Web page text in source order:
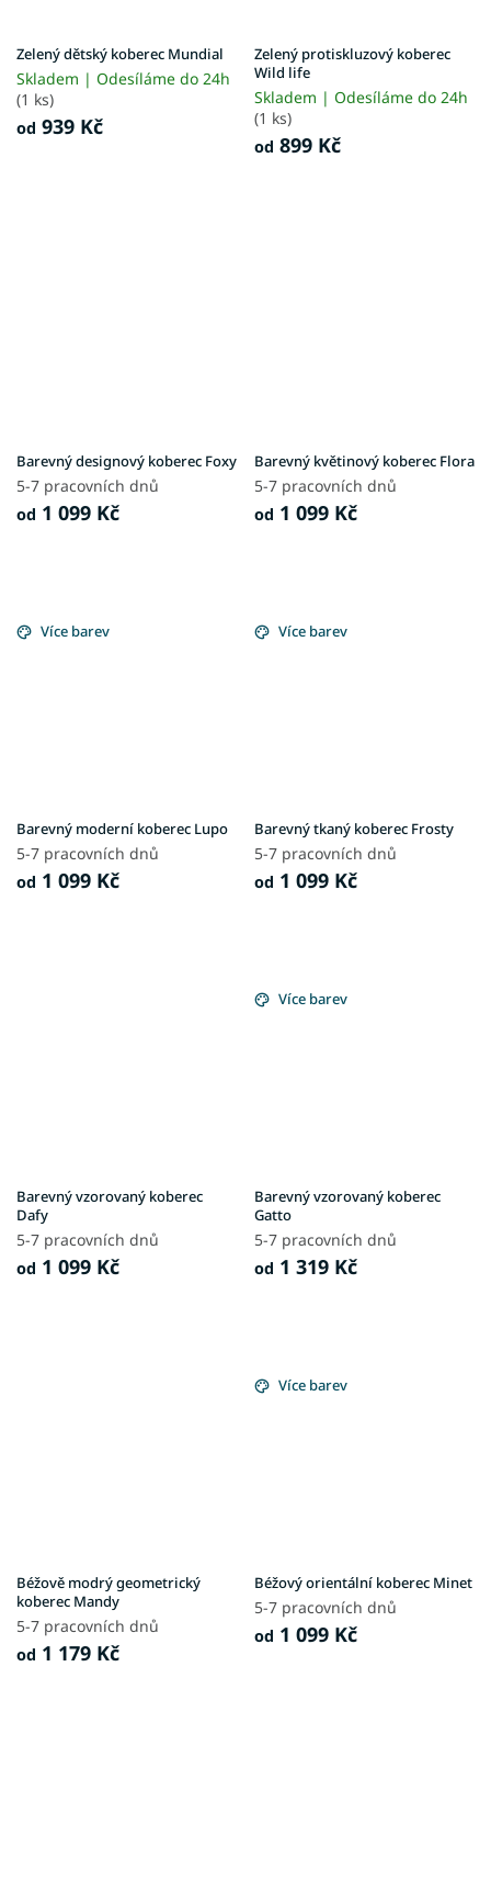
Zelený dětský koberec Mundial
Skladem | Odesíláme do 24h
(1 ks)
od 939 Kč
Zelený protiskluzový koberec
Wild life
Skladem | Odesíláme do 24h
(1 ks)
od 899 Kč
Barevný designový koberec Foxy
5-7 pracovních dnů
od 1 099 Kč
Barevný květinový koberec Flora
5-7 pracovních dnů
od 1 099 Kč
Více barev
Barevný moderní koberec Lupo
5-7 pracovních dnů
od 1 099 Kč
Více barev
Barevný tkaný koberec Frosty
5-7 pracovních dnů
od 1 099 Kč
Barevný vzorovaný koberec
Dafy
5-7 pracovních dnů
od 1 099 Kč
Více barev
Barevný vzorovaný koberec
Gatto
5-7 pracovních dnů
od 1 319 Kč
Béžově modrý geometrický
koberec Mandy
5-7 pracovních dnů
od 1 179 Kč
Více barev
Béžový orientální koberec Minet
5-7 pracovních dnů
od 1 099 Kč